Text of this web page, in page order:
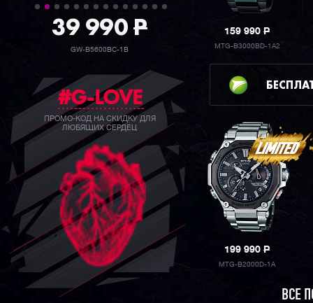
39 990P
GW-B5600BC-1B
#G-LOVE
ПРОМО-КОД НА СКИДКУ ДЛЯ
ЛЮБЯЩИХ СЕРДЕЦ
159 990P
MTG-B3000BD-1A2
199 990P
MTG-B2000D-1A
ВСЕ